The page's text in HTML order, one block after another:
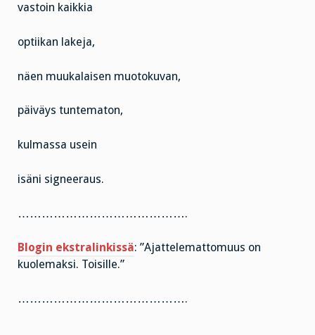
vastoin kaikkia
optiikan lakeja,
näen muukalaisen muotokuvan,
päiväys tuntematon,
kulmassa usein
isäni signeeraus.
…………………………………….
Blogin ekstralinkissä: ”Ajattelemattomuus on
kuolemaksi. Toisille.”
…………………………………….